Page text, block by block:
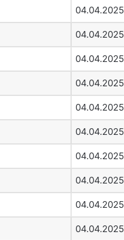
04.04.2025
04.04.2025
04.04.2025
04.04.2025
04.04.2025
04.04.2025
04.04.2025
04.04.2025
04.04.2025
04.04.2025